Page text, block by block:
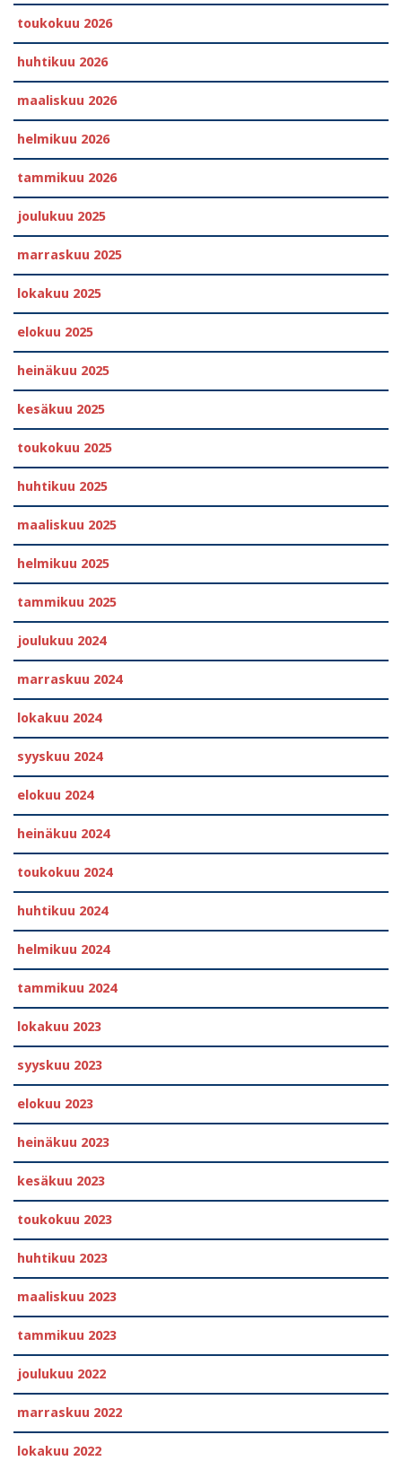
toukokuu 2026
huhtikuu 2026
maaliskuu 2026
helmikuu 2026
tammikuu 2026
joulukuu 2025
marraskuu 2025
lokakuu 2025
elokuu 2025
heinäkuu 2025
kesäkuu 2025
toukokuu 2025
huhtikuu 2025
maaliskuu 2025
helmikuu 2025
tammikuu 2025
joulukuu 2024
marraskuu 2024
lokakuu 2024
syyskuu 2024
elokuu 2024
heinäkuu 2024
toukokuu 2024
huhtikuu 2024
helmikuu 2024
tammikuu 2024
lokakuu 2023
syyskuu 2023
elokuu 2023
heinäkuu 2023
kesäkuu 2023
toukokuu 2023
huhtikuu 2023
maaliskuu 2023
tammikuu 2023
joulukuu 2022
marraskuu 2022
lokakuu 2022